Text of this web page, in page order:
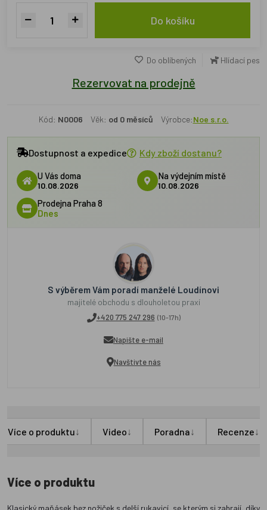
Do košíku
Do oblíbených Hlídací pes
Rezervovat na prodejně
Kód: N0006 Věk: od 0 měsíců Výrobce:Noe s.r.o.
Dostupnost a expedice Kdy zboží dostanu?
U Vás doma
10.08.2026
Na výdejním místě
10.08.2026
Prodejna Praha 8
Dnes
S výběrem Vám poradí manželé Loudínovi
majitelé obchodu s dlouholetou praxí
+420 775 247 296 (10-17h)
Napište e-mail
Navštivte nás
Více o produktu↓ Video↓ Poradna↓ Recenze↓
Více o produktu